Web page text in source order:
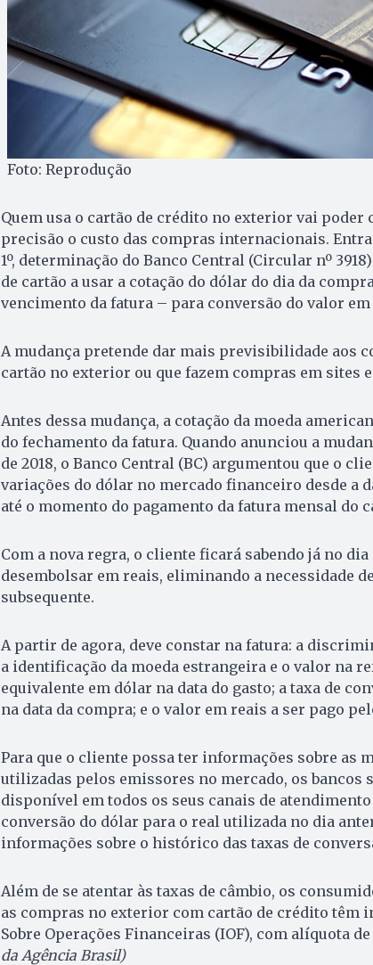
Foto: Reprodução
Quem usa o cartão de crédito no exterior vai poder
precisão o custo das compras internacionais.
1º, determinação do Banco Central (Circular nº
de cartão a usar a cotação do dólar do dia da
vencimento da fatura – para conversão do valor em
A mudança pretende dar mais previsibilidade aos
cartão no exterior ou que fazem compras em sites
Antes dessa mudança, a cotação da moeda
do fechamento da fatura. Quando anunciou a
de 2018, o Banco Central (BC) argumentou que o
variações do dólar no mercado financeiro desde a
até o momento do pagamento da fatura mensal do
Com a nova regra, o cliente ficará sabendo já no
desembolsar em reais, eliminando a necessidade
subsequente.
A partir de agora, deve constar na fatura: a
a identificação da moeda estrangeira e o valor na
equivalente em dólar na data do gasto; a taxa de
na data da compra; e o valor em reais a ser pago
Para que o cliente possa ter informações sobre as
utilizadas pelos emissores no mercado, os bancos
disponível em todos os seus canais de
conversão do dólar para o real utilizada no dia
informações sobre o histórico das taxas de
Além de se atentar às taxas de câmbio, os
as compras no exterior com cartão de crédito têm
Sobre Operações Financeiras (IOF), com alíquota de
da Agência Brasil)